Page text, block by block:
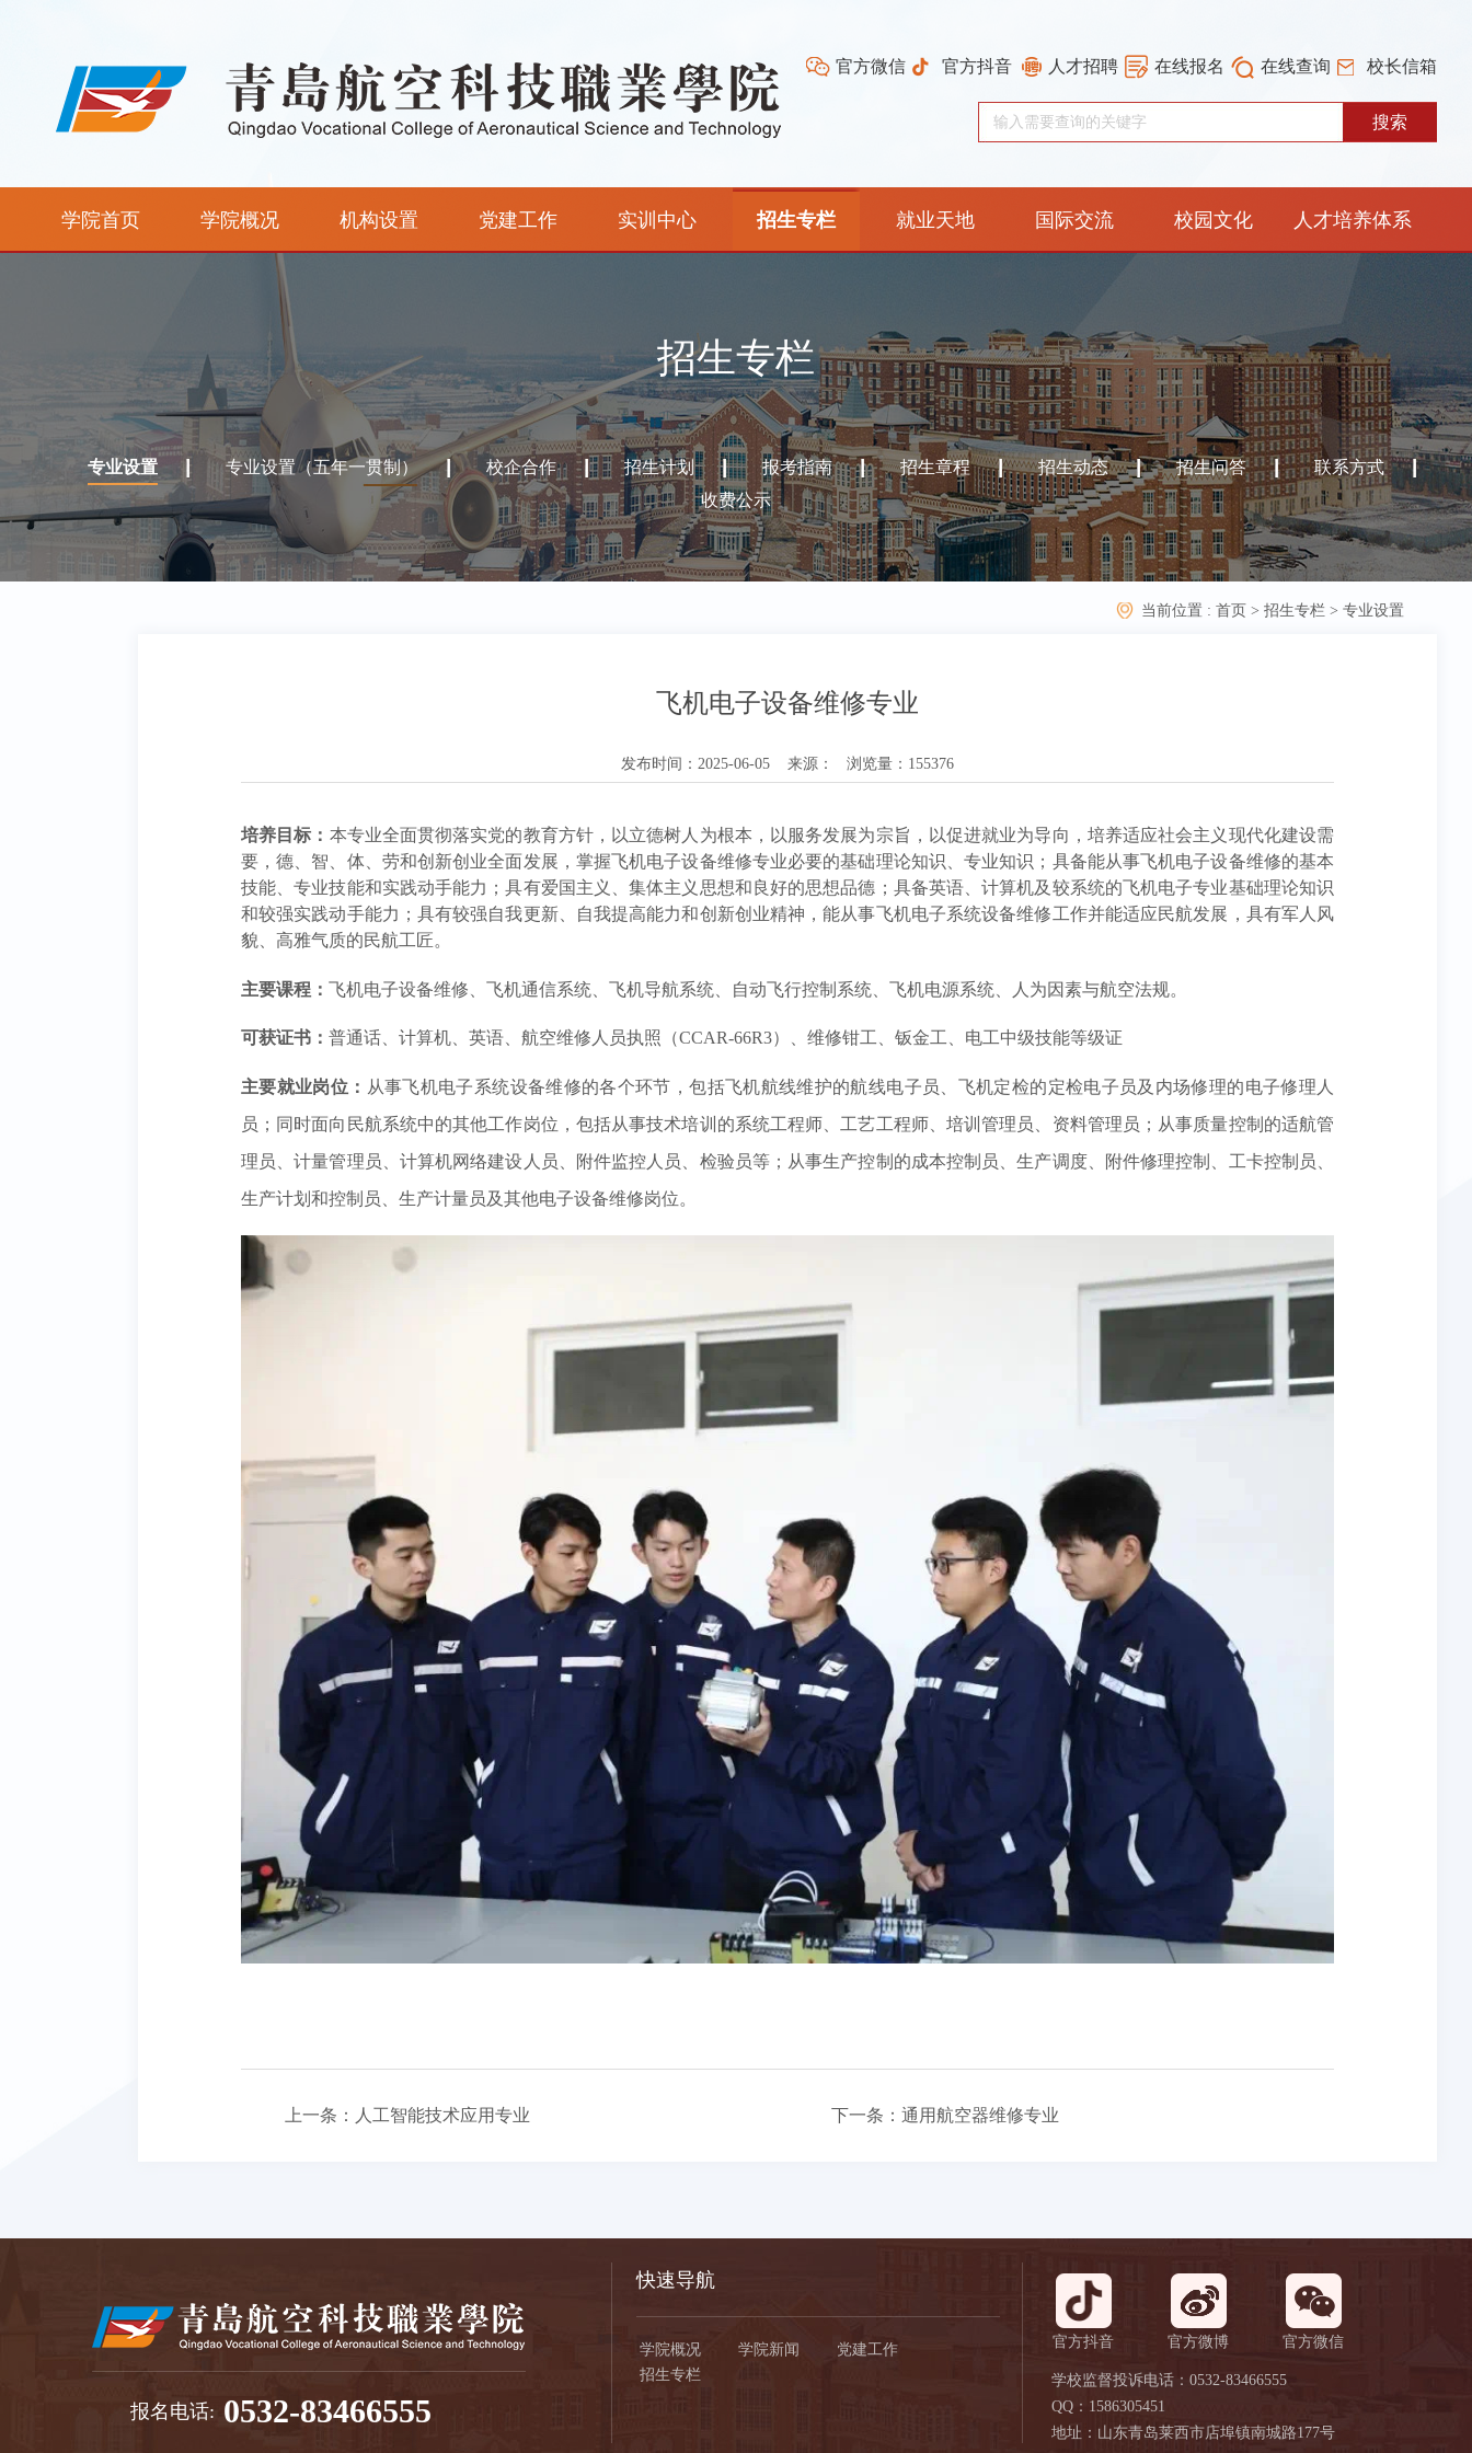
校长信箱
在线查询
在线报名
人才招聘
官方抖音
官方微信
学院首页 学院概况 机构设置 党建工作 实训中心 招生专栏 就业天地 国际交流 校园文化 人才培养体系
招生专栏
专业设置 专业设置（五年一贯制） 校企合作 招生计划 报考指南 招生章程 招生动态 招生问答
联系方式
收费公示
当前位置 : 首页 > 招生专栏> 专业设置
飞机电子设备维修专业
发布时间：2025-06-05 来源： 浏览量：155376
培养目标： 本专业全面贯彻落实党的教育方针，以立德树人为根本，以服务发展为宗旨，以促进就业为导向，培养适应社会主义现代化建设需
要，德、智、体、劳和创新创业全面发展，掌握飞机电子设备维修专业必要的基础理论知识、专业知识；具备能从事飞机电子设备维修的基本
技能、专业技能和实践动手能力；具有爱国主义、集体主义思想和良好的思想品德；具备英语、计算机及较系统的飞机电子专业基础理论知识
和较强实践动手能力；具有较强自我更新、自我提高能力和创新创业精神，能从事飞机电子系统设备维修工作并能适应民航发展，具有军人风
貌、高雅气质的民航工匠。
主要课程： 飞机电子设备维修、飞机通信系统、飞机导航系统、自动飞行控制系统、飞机电源系统、人为因素与航空法规。
可获证书： 普通话、计算机、英语、航空维修人员执照（CCAR-66R3）、维修钳工、钣金工、电工中级技能等级证
主要就业岗位： 从事飞机电子系统设备维修的各个环节，包括飞机航线维护的航线电子员、飞机定检的定检电子员及内场修理的电子修理人
员；同时面向民航系统中的其他工作岗位，包括从事技术培训的系统工程师、工艺工程师、培训管理员、资料管理员；从事质量控制的适航管
理员、计量管理员、计算机网络建设人员、附件监控人员、检验员等；从事生产控制的成本控制员、生产调度、附件修理控制、工卡控制员、
生产计划和控制员、生产计量员及其他电子设备维修岗位。
上一条： 人工智能技术应用专业 下一条： 通用航空器维修专业
报名电话: 0532-83466555
快速导航
学院概况 学院新闻
党建工作
招生专栏
官方抖音 官方微博 官方微信
学校监督投诉电话：0532-83466555
QQ：1586305451
地址：山东青岛莱西市店埠镇南城路177号